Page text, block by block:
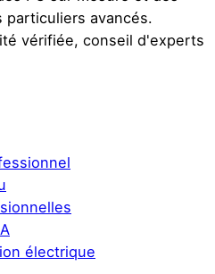
particuliers avancés.
vérifiée, conseil d'experts
électrique